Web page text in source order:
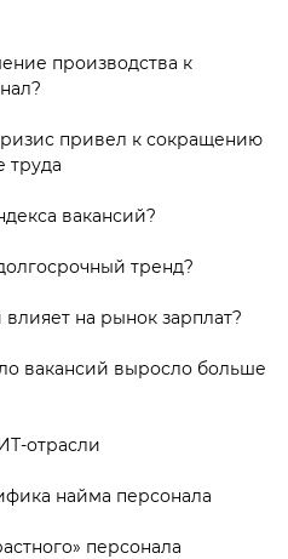
производства к
привел к сокращению
труда
вакансий?
тренд?
на рынок зарплат?
вакансий выросло больше
отрасли
найма персонала
персонала